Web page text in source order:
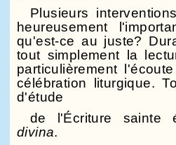
Plusieurs
heureusement
qu'est-ce au juste?
tout simplement la
particulièrement
célébration liturgique.
d'étude
de l'Écriture sainte
divina.